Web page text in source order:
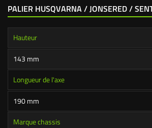
PALIER HUSQVARNA / JONSERED /
Hauteur
143 mm
Longueur de l'axe
190 mm
Marque chassis